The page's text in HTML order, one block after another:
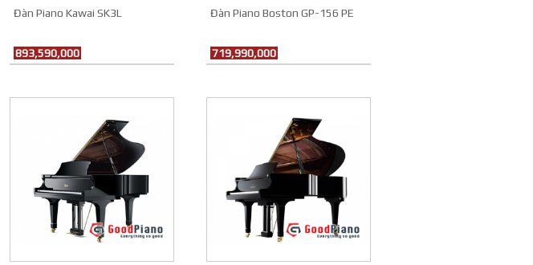
Đàn Piano Kawai SK3L
893,590,000
Đàn Piano Boston GP-156 PE
719,990,000